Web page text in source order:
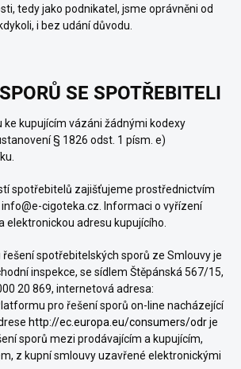
tedy jako podnikatel, jsme oprávněni od
i bez udání důvodu.
SE SPOTŘEBITELI
ke kupujícím vázáni žádnými kodexy
§ 1826 odst. 1 písm. e)
spotřebitelů zajišťujeme prostřednictvím
cigoteka.cz. Informaci o vyřízení
elektronickou adresu kupujícího.
spotřebitelských sporů ze Smlouvy je
inspekce, se sídlem Štěpánská 567/15,
20 869, internetová adresa:
pro řešení sporů on-line nacházející
http://ec.europa.eu/consumers/odrje
sporů mezi prodávajícím a kupujícím,
z kupní smlouvy uzavřené elektronickými